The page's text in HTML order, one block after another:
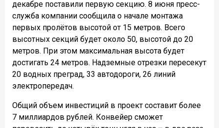
декабре поставили первую секцию. 8 июня пресс-
служба компании сообщила о начале монтажа
первых пролётов высотой от 15 метров. Всего
высотных секций будет около 50, высотой до 20
метров. При этом максимальная высота будет
достигать 24 метров. Надземные отрезки пересекут
20 водных преград, 33 автодороги, 26 линий
электропередач.
Общий объем инвестиций в проект составит более
7 миллиардов рублей. Конвейер сможет